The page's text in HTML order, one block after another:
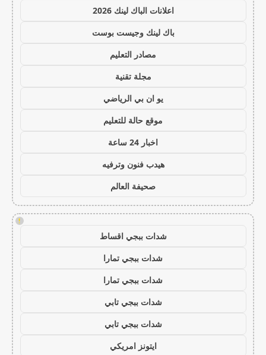
اعلانات الباك لينك 2026
باك لينك وجيست بوست
مصادر التعليم
مجلة تقنية
يو ان بي الرياضي
موقع حالة للتعليم
اخبار 24 ساعة
هيدب فنون وترفيه
صحيفة العالم
!
شدات ببجي اقساط
شدات ببجي تمارا
شدات ببجي تمارا
شدات ببجي تابي
شدات ببجي تابي
ايتونز امريكي